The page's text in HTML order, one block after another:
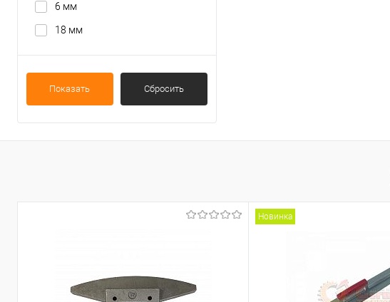
6 мм
18 мм
Показать Сбросить
Новинка